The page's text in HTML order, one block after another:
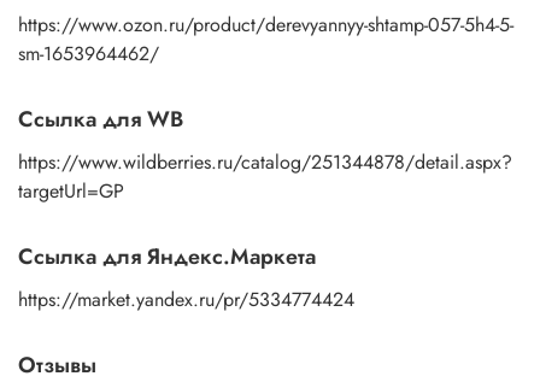
https://www.ozon.ru/product/derevyannyy-shtamp-057-5h4-5-
sm-1653964462/
Ссылка для WB
https://www.wildberries.ru/catalog/251344878/detail.aspx?
targetUrl=GP
Ссылка для Яндекс.Маркета
https://market.yandex.ru/pr/5334774424
Отзывы